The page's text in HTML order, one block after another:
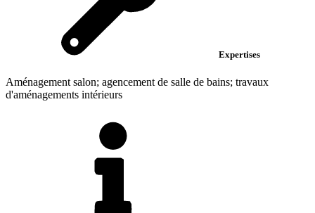
Expertises
Aménagement salon; agencement de salle de bains; travaux
d'aménagements intérieurs